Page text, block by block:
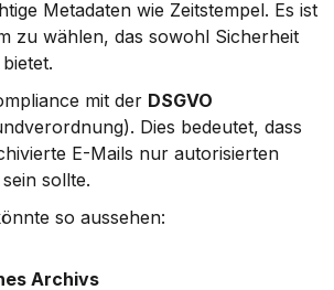
Metadaten wie Zeitstempel. Es ist
zu wählen, das sowohl Sicherheit
mit der DSGVO
Dies bedeutet, dass
E-Mails nur autorisierten
sollte.
so aussehen:
Archivs